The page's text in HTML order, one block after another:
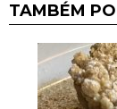
TAMBÉM